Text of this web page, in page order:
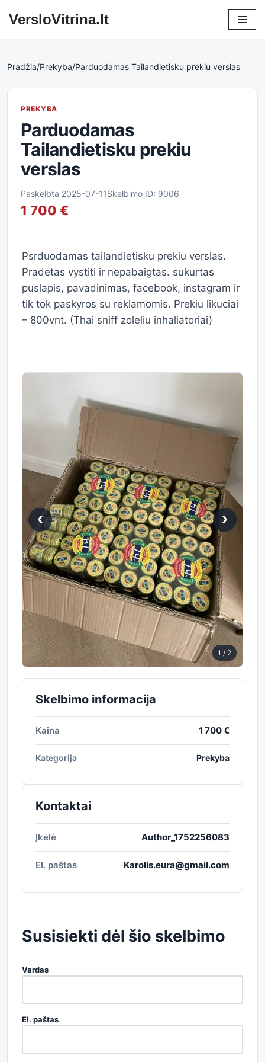
VersloVitrina.lt
Pradžia/Prekyba/Parduodamas Tailandietisku prekiu verslas
PREKYBA
Parduodamas
Tailandietisku prekiu
verslas
Paskelbta 2025-07-11Skelbimo ID: 9006
1 700 €
Psrduodamas tailandietisku prekiu verslas.
Pradetas vystiti ir nepabaigtas. sukurtas
puslapis, pavadinimas, facebook, instagram ir
tik tok paskyros su reklamomis. Prekiu likuciai
– 800vnt. (Thai sniff zoleliu inhaliatoriai)
‹ ›
1 / 2
Skelbimo informacija
Kaina 1 700 €
Kategorija Prekyba
Kontaktai
Įkėlė Author_1752256083
El. paštas Karolis.eura@gmail.com
Susisiekti dėl šio skelbimo
Vardas
El. paštas